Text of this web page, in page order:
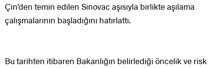
Çin’den temin edilen Sinovac aşısıyla birlikte aşılama
çalışmalarının başladığını hatırlattı.
Bu tarihten itibaren Bakanlığın belirlediği öncelik ve risk